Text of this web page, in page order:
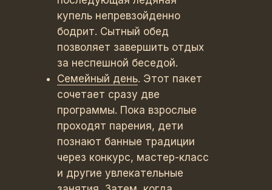
купель непревзойденно
бодрит. Сытный обед
позволяет завершить отдых
за неспешной беседой.
Семейный день. Этот пакет
сочетает сразу две
программы. Пока взрослые
проходят парения, дети
познают банные традиции
через конкурс, мастер-класс
и другие увлекательные